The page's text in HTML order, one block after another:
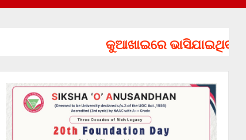
କୁଆଖାଇରେ ଭାସିଯାଇଥିବା ୨